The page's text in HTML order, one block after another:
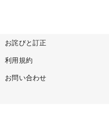
お詫びと訂正
利用規約
お問い合わせ